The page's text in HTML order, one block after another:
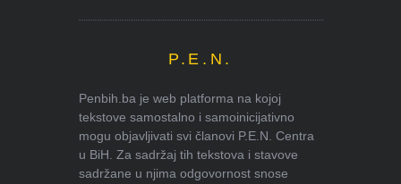
P.E.N.
Penbih.ba je web platforma na kojoj
tekstove samostalno i samoinicijativno
mogu objavljivati svi članovi P.E.N. Centra
u BiH. Za sadržaj tih tekstova i stavove
sadržane u njima odgovornost snose